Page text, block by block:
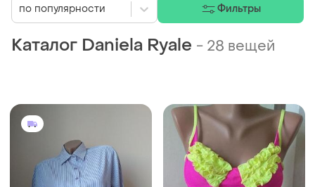
Каталог Daniela Ryale - 28 вещей
по популярности Фильтры